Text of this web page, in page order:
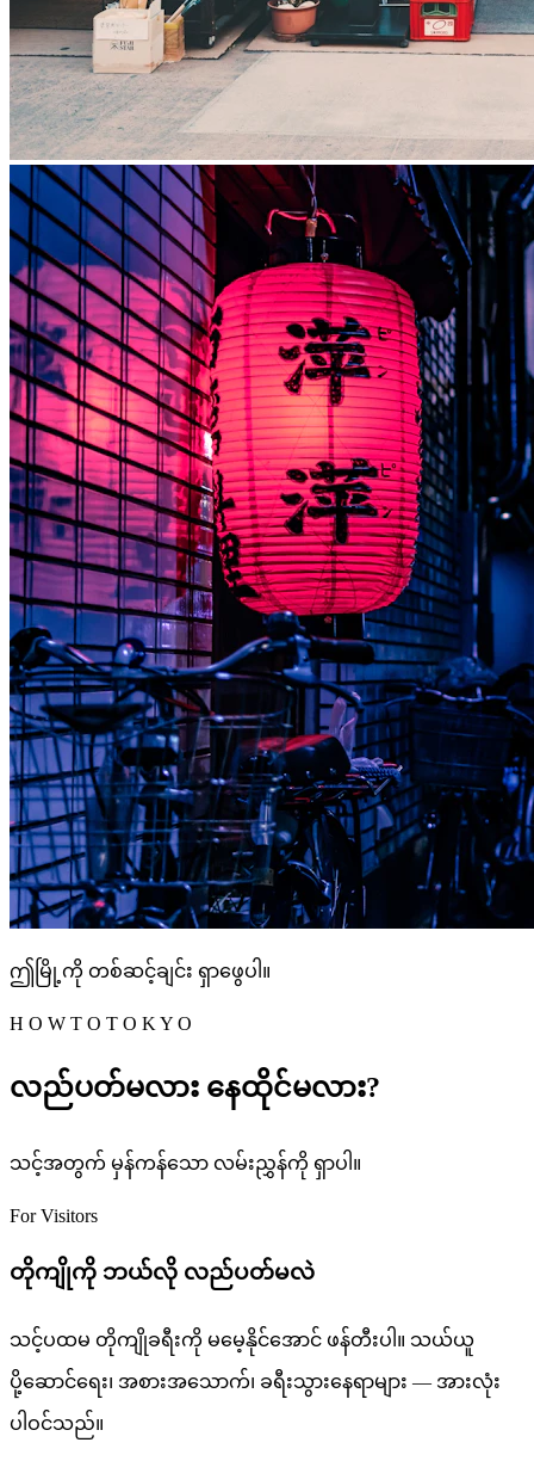
ဤမြို့ကို တစ်ဆင့်ချင်း ရှာဖွေပါ။
H O W T O T O K Y O
လည်ပတ်မလား နေထိုင်မလား?
သင့်အတွက် မှန်ကန်သော လမ်းညွှန်ကို ရှာပါ။
For Visitors
တိုကျိုကို ဘယ်လို လည်ပတ်မလဲ
သင့်ပထမ တိုကျိုခရီးကို မမေ့နိုင်အောင် ဖန်တီးပါ။ သယ်ယူ
ပို့ဆောင်ရေး၊ အစားအသောက်၊ ခရီးသွားနေရာများ — အားလုံး
ပါဝင်သည်။